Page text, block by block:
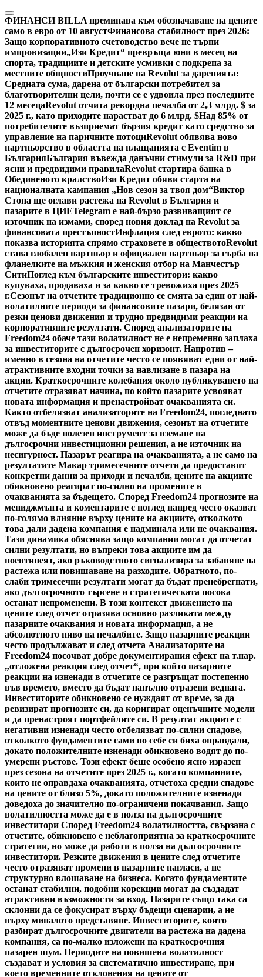
Skip
to
content
ФИНАНСИ BILLA преминава към обозначаване на цените
само в евро от 10 августФинансова стабилност през 2026:
Защо корпоративното счетоводство вече не търпи
импровизации„Изи Кредит“ превръща юни в месец на
спорта, традициите и детските усмивки с подкрепа за
местните общностиПроучване на Revolut за даренията:
Средната сума, дарена от български потребител за
благотворителни цели, почти се е удвоила през последните
12 месецаRevolut отчита рекордна печалба от 2,3 млрд. $ за
2025 г., като приходите нарастват до 6 млрд. $Над 85% от
потребителите възприемат бързия кредит като средство за
управление на паричните потоциRevolut обявява ново
партньорство в областта на плащанията с Eventim в
БългарияБългария въвежда данъчни стимули за R&D при
ясни и предвидими правилаRevolut стартира банка в
Обединеното кралствоИзи Кредит обяви старта на
националната кампания „Нов сезон за твоя дом“Виктор
Стопа ще оглави растежа на Revolut в България и
пазарите в ЦИЕTelegram е най-бързо развиващият се
източник на измами, според новия доклад на Revolut за
финансовата престъпностИнфлация след еврото: какво
показва историята спрямо страховете в обществотоRevolut
става глобален партньор и официален партньор за гърба на
фланелките на мъжкия и женския отбор на Манчестър
СитиПоглед към българските инвеститори: какво
купуваха, продаваха и за какво се тревожиха през 2025
г.Сезонът на отчетите традиционно се смята за един от най-
волатилните периоди за финансовите пазари, белязан от
резки ценови движения и трудно предвидими реакции на
корпоративните резултати. Според анализаторите на
Freedom24 обаче тази волатилност не е непременно заплаха
за инвеститорите с дългосрочен хоризонт. Напротив –
именно в сезона на отчетите често се появяват едни от най-
атрактивните входни точки за навлизане в пазара на
акции. Краткосрочните колебания около публикуването на
отчетите отразяват начина, по който пазарите усвояват
новата информация и пренастройват очакванията си.
Както отбелязват анализаторите на Freedom24, погледнато
отвъд моментните ценови движения, сезонът на отчетите
може да бъде полезен инструмент за вземане на
дългосрочни инвестиционни решения, а не източник на
несигурност. Пазарът реагира на очакванията, а не само на
резултатите Макар тримесечните отчети да предоставят
конкретни данни за приходи и печалби, цените на акциите
обикновено реагират по-силно на промените в
очакванията за бъдещето. Според Freedom24 прогнозите на
мениджмънта и коментарите с поглед напред често оказват
по-голямо влияние върху цените на акциите, отколкото
това дали дадена компания е надминала или не очаквания.
Тази динамика обяснява защо компании могат да отчетат
силни резултати, но въпреки това акциите им да
поевтинеят, ако ръководството сигнализира за забавяне на
растежа или повишаване на разходите. Обратното, по-
слаби тримесечни резултати могат да бъдат пренебрегнати,
ако дългосрочното търсене и стратегическата посока
останат непроменени. В този контекст движението на
цените след отчет отразява основно разликата между
пазарните очаквания и новата информация, а не
абсолютното ниво на печалбите. Защо пазарните реакции
често продължават и след отчета Анализаторите на
Freedom24 посочват добре документирания ефект на т.нар.
„отложена реакция след отчет“, при който пазарните
реакции на изненади в отчетите се разгръщат постепенно
във времето, вместо да бъдат напълно отразени веднага.
Инвеститорите обикновено се нуждаят от време, за да
ревизират прогнозите си, да коригират оценъчните модели
и да пренастроят портфейлите си. В резултат акциите с
негативни изненади често отбелязват по-силни спадове,
отколкото фундаментите сами по себе си биха оправдали,
докато положителните изненади обикновено водят до по-
умерени ръстове. Този ефект беше особено ясно изразен
през сезона на отчетите през 2025 г., когато компаниите,
които не оправдаха очакванията, отчетоха средни спадове
на цените от близо 5%, докато положителните изненади
доведоха до значително по-ограничени покачвания. Защо
волатилността може да е в полза на дългосрочните
инвеститори Според Freedom24 волатилността, свързана с
отчетите, обикновено е неблагоприятна за краткосрочните
стратегии, но може да работи в полза на дългосрочните
инвеститори. Резките движения в цените след отчетите
често отразяват промени в пазарните нагласи, а не
структурно влошаване на бизнеса. Когато фундаментите
останат стабилни, подобни корекции могат да създадат
атрактивни възможности за вход. Пазарите също така са
склонни да се фокусират върху бъдещи сценарии, а не
върху миналото представяне. Инвеститорите, които
разбират дългосрочните двигатели на растежа на дадена
компания, са по-малко изложени на краткосрочния
пазарен шум. Периодите на повишена волатилност
създават и условия за систематично инвестиране, при
което временните отклонения на цените от